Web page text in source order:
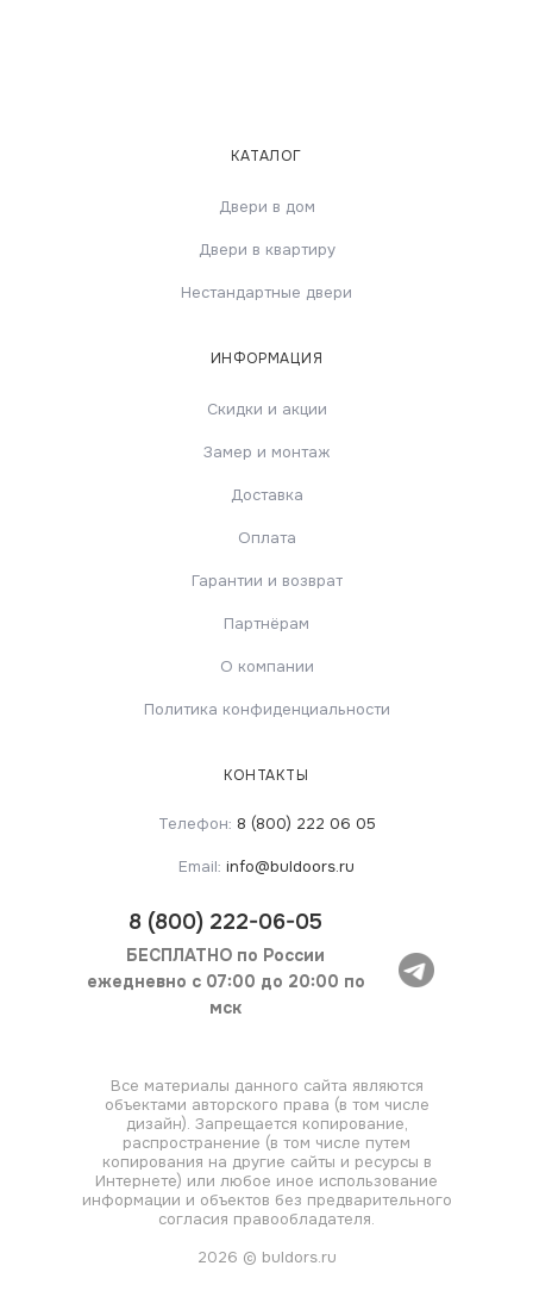
КАТАЛОГ
Двери в дом
Двери в квартиру
Нестандартные двери
ИНФОРМАЦИЯ
Скидки и акции
Замер и монтаж
Доставка
Оплата
Гарантии и возврат
Партнёрам
О компании
Политика конфиденциальности
КОНТАКТЫ
Телефон: 8 (800) 222 06 05
Email: info@buldoors.ru
8 (800) 222-06-05
БЕСПЛАТНО по России
ежедневно с 07:00 до 20:00 по
мск
Все материалы данного сайта являются
объектами авторского права (в том числе
дизайн). Запрещается копирование,
распространение (в том числе путем
копирования на другие сайты и ресурсы в
Интернете) или любое иное использование
информации и объектов без предварительного
согласия правообладателя.
2026 © buldors.ru